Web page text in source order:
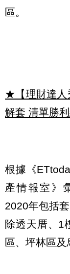
區。
★【理財達人
解套 清單勝
根據《
產情報室》
2020年包括
除透天厝、1
區、坪林區及